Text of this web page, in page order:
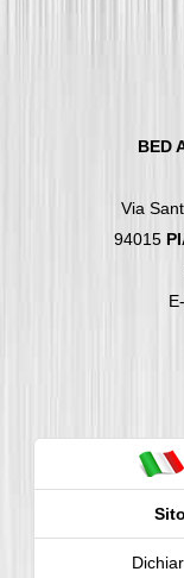
BED
Via
94015